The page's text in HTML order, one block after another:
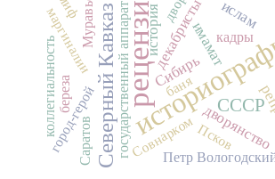
рецензия
Северный Кавказ СССР
декабристы ислам
имамат
Сибирь
дворянство
Петр
государственный аппарат
маргиналии
город-герой
кадры
Совнарком
коллегиальность
Саратов Псков
двор
баня
береза